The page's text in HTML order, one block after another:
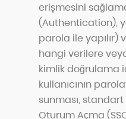
erişmesini
(Authentication),
parola ile yapılır)
hangi verilere
kimlik doğrulama
kullanıcının
sunması,
Oturum Açma